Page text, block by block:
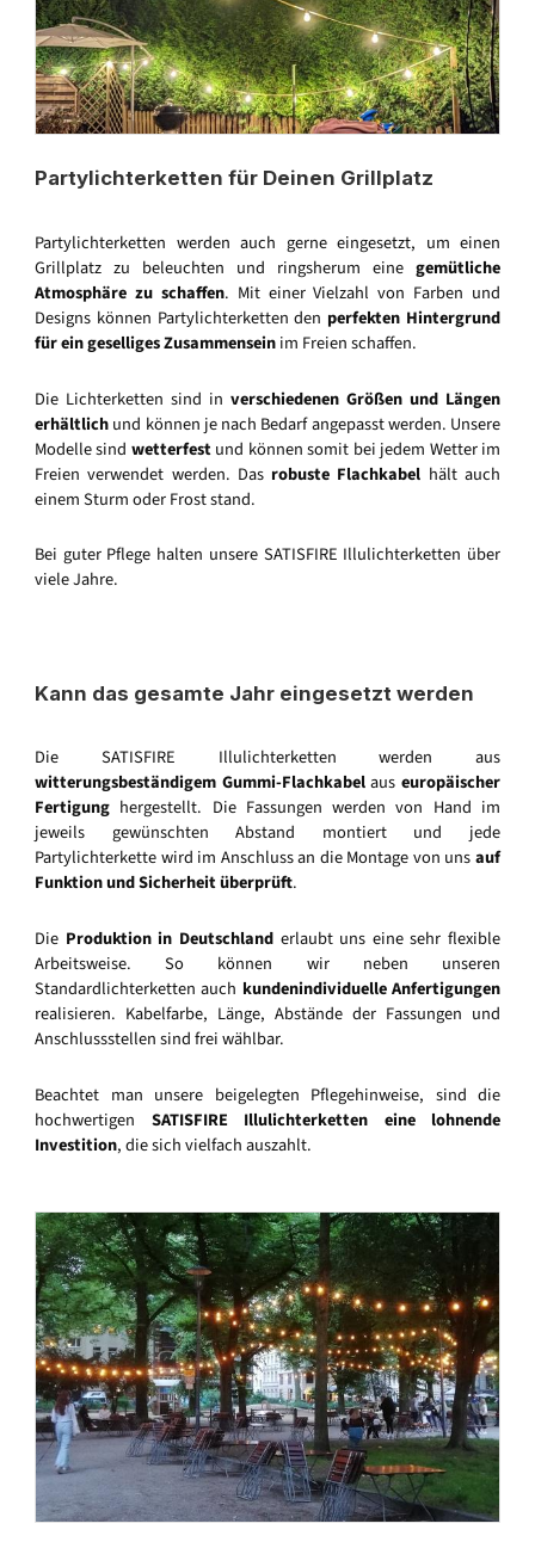
Partylichterketten für Deinen Grillplatz
Partylichterketten werden auch gerne eingesetzt, um einen
Grillplatz zu beleuchten und ringsherum eine gemütliche
Atmosphäre zu schaffen. Mit einer Vielzahl von Farben und
Designs können Partylichterketten den perfekten Hintergrund
für ein geselliges Zusammenseinim Freien schaffen.
Die Lichterketten sind in verschiedenen Größen und Längen
erhältlichund können je nach Bedarf angepasst werden. Unsere
Modelle sind wetterfestund können somit bei jedem Wetter im
Freien verwendet werden. Das robuste Flachkabel hält auch
einem Sturm oder Frost stand.
Bei guter Pflege halten unsere SATISFIRE Illulichterketten über
viele Jahre.
Kann das gesamte Jahr eingesetzt werden
Die SATISFIRE Illulichterketten werden aus
witterungsbeständigem Gummi-Flachkabelauseuropäischer
Fertigung hergestellt. Die Fassungen werden von Hand im
jeweils gewünschten Abstand montiert und jede
Partylichterkette wird im Anschluss an die Montage von unsauf
Funktion und Sicherheit überprüft.
Die Produktion in Deutschlanderlaubt uns eine sehr flexible
Arbeitsweise. So können wir neben unseren
Standardlichterketten auch kundenindividuelle Anfertigungen
realisieren. Kabelfarbe, Länge, Abstände der Fassungen und
Anschlussstellen sind frei wählbar.
Beachtet man unsere beigelegten Pflegehinweise, sind die
hochwertigen SATISFIRE Illulichterketten eine lohnende
Investition, die sich vielfach auszahlt.